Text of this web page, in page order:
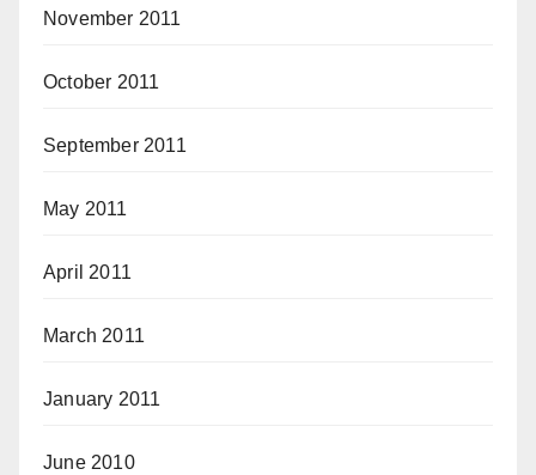
November 2011
October 2011
September 2011
May 2011
April 2011
March 2011
January 2011
June 2010